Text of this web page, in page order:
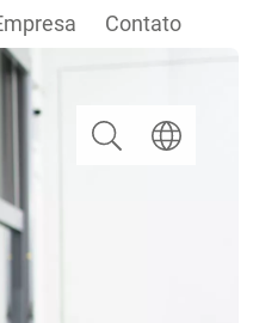
Contato
PesquisarEscolha um